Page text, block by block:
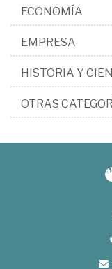
ECONOMÍA
EMPRESA
HISTORIA Y
OTRAS